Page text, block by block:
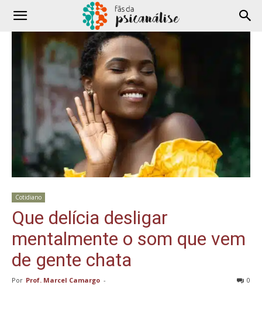
Cotidiano
Que delícia desligar
mentalmente o som que vem
de gente chata
Por Prof. Marcel Camargo - 0